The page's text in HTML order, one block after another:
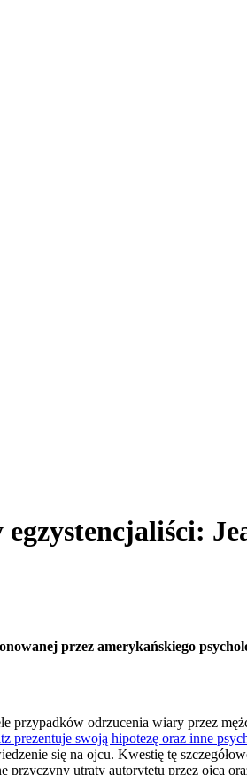
przez amerykańskiego
przypadków odrzucenia wiary przez
prezentuje swoją hipotezę oraz inne
się na ojcu. Kwestię tę
przyczyny utraty autorytetu przez ojca